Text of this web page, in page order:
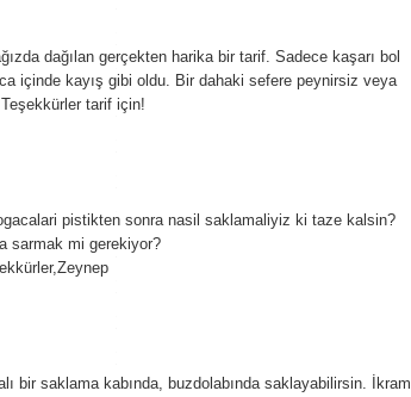
dağılan gerçekten harika bir tarif. Sadece kaşarı bol
içinde kayış gibi oldu. Bir dahaki sefere peynirsiz veya
tarif için!
pistikten sonra nasil saklamaliyiz ki taze kalsin?
sarmak mi gerekiyor?
bir saklama kabında, buzdolabında saklayabilirsin. İkram